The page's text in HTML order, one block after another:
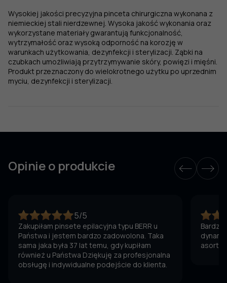
Wysokiej jakości precyzyjna pinceta chirurgiczna wykonana z
niemieckiej stali nierdzewnej. Wysoka jakość wykonania oraz
wykorzystane materiały gwarantują funkcjonalność,
wytrzymałość oraz wysoką odporność na korozję w
warunkach użytkowania, dezynfekcji i sterylizacji. Ząbki na
czubkach umożliwiają przytrzymywanie skóry, powięzi i mięśni.
Produkt przeznaczony do wielokrotnego użytku po uprzednim
myciu, dezynfekcji i sterylizacji.
Opinie o produkcie
5/5
Zakupiłam pinsete epilacyjna typu BERR u
Państwa i jestem bardzo zadowolona. Taka
sama jaka była 37 lat temu, gdy kupiłam
również u Państwa Dziękuję za profesjonalna
obsługę i indywidualne podejście do klienta.
Bardzo